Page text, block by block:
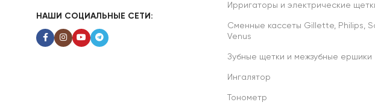
НАШИ СОЦИАЛЬНЫЕ СЕТИ:
Ирригаторы и электрические
Сменные кассеты Gillette, Philips,
Venus
Зубные щетки и межзубные ершики
Ингалятор
Тонометр